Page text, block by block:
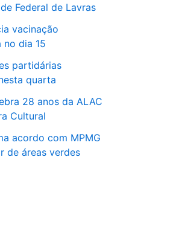
Federal de Lavras
vacinação
no dia 15
partidárias
quarta
28 anos da ALAC
Cultural
acordo com MPMG
de áreas verdes